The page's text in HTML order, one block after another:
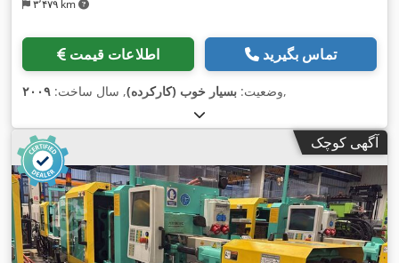
۳٬۴۷۹ km
اطلاعات قیمت تماس بگیرید
وضعیت: بسیار خوب (کارکرده), سال ساخت: ۲۰۰۹ ,
آگهی کوچک